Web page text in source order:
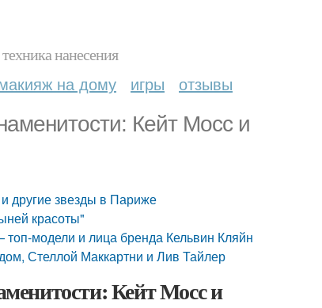
нанесения
на дому игры отзывы
Кейт Мосс и
другие звезды в Париже
красоты"
модели и лица бренда Кельвин Кляйн
Стеллой Маккартни и Лив Тайлер
Кейт Мосс и